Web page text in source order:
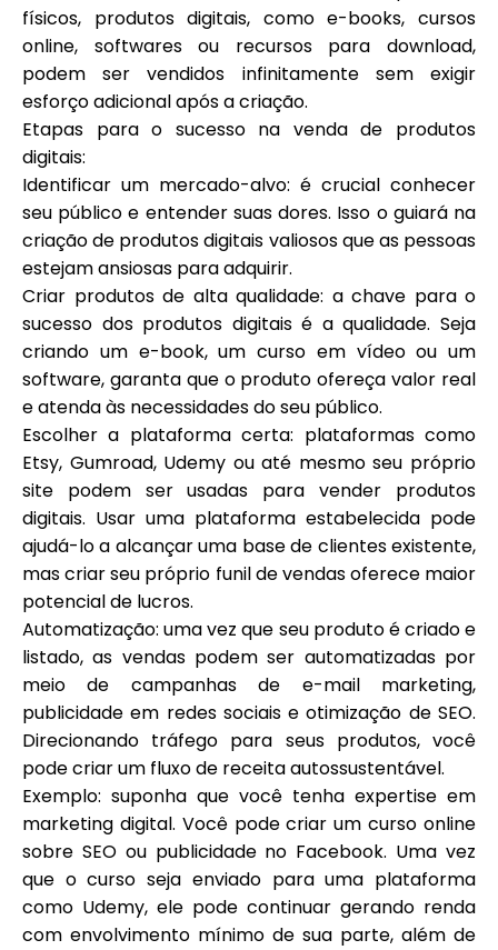
físicos, produtos digitais, como e-books, cursos
online, softwares ou recursos para download,
podem ser vendidos infinitamente sem exigir
esforço adicional após a criação.
Etapas para o sucesso na venda de produtos
digitais:
Identificar um mercado-alvo: é crucial conhecer
seu público e entender suas dores. Isso o guiará na
criação de produtos digitais valiosos que as pessoas
estejam ansiosas para adquirir.
Criar produtos de alta qualidade: a chave para o
sucesso dos produtos digitais é a qualidade. Seja
criando um e-book, um curso em vídeo ou um
software, garanta que o produto ofereça valor real
e atenda às necessidades do seu público.
Escolher a plataforma certa: plataformas como
Etsy, Gumroad, Udemy ou até mesmo seu próprio
site podem ser usadas para vender produtos
digitais. Usar uma plataforma estabelecida pode
ajudá-lo a alcançar uma base de clientes existente,
mas criar seu próprio funil de vendas oferece maior
potencial de lucros.
Automatização: uma vez que seu produto é criado e
listado, as vendas podem ser automatizadas por
meio de campanhas de e-mail marketing,
publicidade em redes sociais e otimização de SEO.
Direcionando tráfego para seus produtos, você
pode criar um fluxo de receita autossustentável.
Exemplo: suponha que você tenha expertise em
marketing digital. Você pode criar um curso online
sobre SEO ou publicidade no Facebook. Uma vez
que o curso seja enviado para uma plataforma
como Udemy, ele pode continuar gerando renda
com envolvimento mínimo de sua parte, além de